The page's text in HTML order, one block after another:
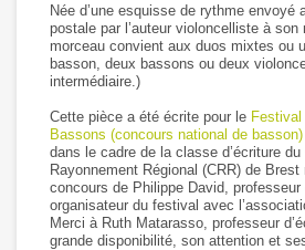
Née d’une esquisse de rythme envoyé
postale par l’auteur violoncelliste à
morceau convient aux duos mixtes ou
basson, deux bassons ou deux
intermédiaire.)
Cette pièce a été écrite pour le Festival
Bassons (concours national de
dans le cadre de la classe d’écriture
Rayonnement Régional (CRR) de
concours de Philippe David,
organisateur du festival avec
Merci à Ruth Matarasso, professeur
grande disponibilité, son attention et